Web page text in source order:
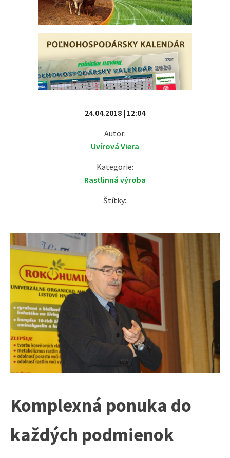
24.04.2018 | 12:04
Autor:
Uvírová Viera
Kategorie:
Rastlinná výroba
Štítky:
Komplexná ponuka do
každých podmienok